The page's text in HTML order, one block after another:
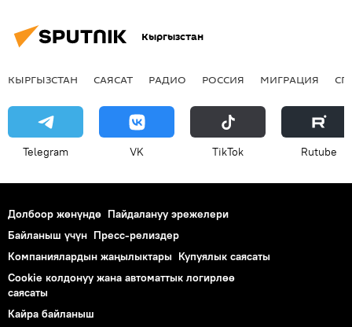
Кыргызстан
КЫРГЫЗСТАН САЯСАТ РАДИО РОССИЯ МИГРАЦИЯ
Telegram VK ТikТоk Rutube
Долбоор жөнүндө Пайдалануу эрежелери
Байланыш үчүн Пресс-релиздер
Компаниялардын жаңылыктары Купуялык саясаты
Cookie колдонуу жана автоматтык логирлөө
саясаты
Кайра байланыш